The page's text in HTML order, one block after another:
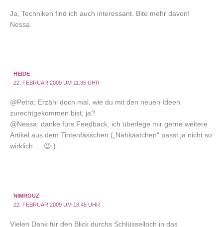
Ja, Techniken find ich auch interessant. Bite mehr davon!
Nessa
HEIDE
22. FEBRUAR 2009 UM 11:35 UHR
@Petra: Erzähl doch mal, wie du mit den neuen Ideen
zurechtgekommen bist, ja?
@Nessa: danke fürs Feedback, ich überlege mir gerne weitere
Artikel aus dem Tintenfässchen („Nähkästchen“ passt ja nicht so
wirklich…. 😉 ).
NIMROUZ
22. FEBRUAR 2009 UM 18:45 UHR
Vielen Dank für den Blick durchs Schlüsselloch in das